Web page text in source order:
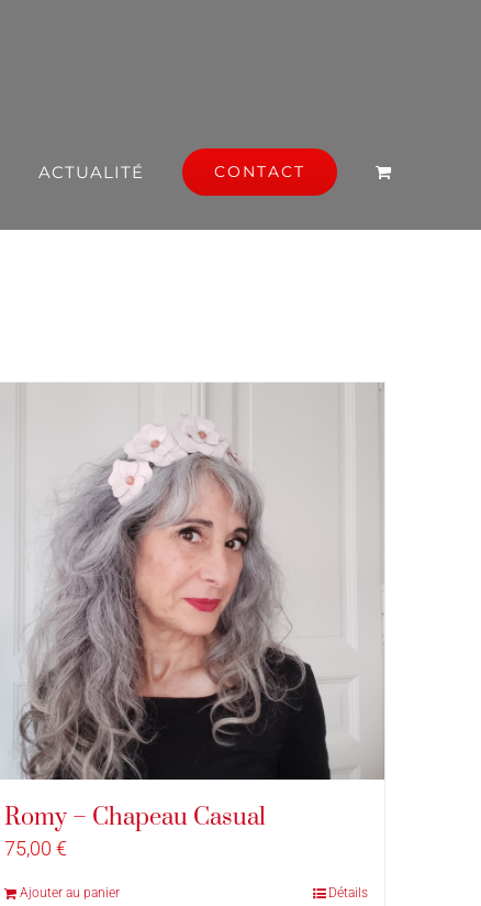
ACTUALITÉ CONTACT
Romy – Chapeau Casual
75,00 €
Ajouter au panier Détails